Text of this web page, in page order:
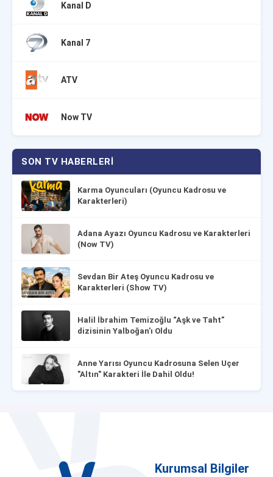
Kanal D
Kanal 7
ATV
Now TV
SON TV HABERLERI
Karma Oyuncuları (Oyuncu Kadrosu ve
Karakterleri)
Adana Ayazı Oyuncu Kadrosu ve Karakterleri
(Now TV)
Sevdan Bir Ateş Oyuncu Kadrosu ve
Karakterleri (Show TV)
Halil İbrahim Temizoğlu “Aşk ve Taht”
dizisinin Yalboğan'ı Oldu
Anne Yarısı Oyuncu Kadrosuna Selen Uçer
"Altın" Karakteri İle Dahil Oldu!
Kurumsal Bilgiler